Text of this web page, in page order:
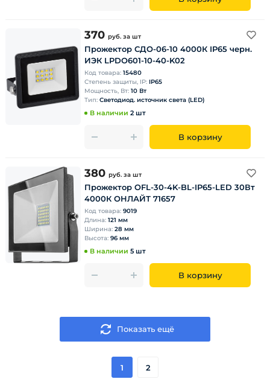
370 руб. за шт
Прожектор СДО-06-10 4000К IP65 черн.
ИЭК LPDО601-10-40-K02
Код товара: 15480
Степень защиты, IP: IP65
Мощность, Вт: 10 Вт
Тип: Светодиод. источник света (LED)
В наличии 2 шт
В корзину
380 руб. за шт
Прожектор OFL-30-4K-BL-IP65-LED 30Вт
4000К ОНЛАЙТ 71657
Код товара: 9019
Длина: 121 мм
Ширина: 28 мм
Высота: 96 мм
В наличии 5 шт
В корзину
Показать ещё
1 2